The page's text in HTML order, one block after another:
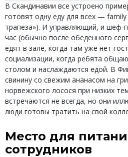
В Скандинавии все устроено
готовят одну еду для всех — family
трапеза»). И управляющий, и шеф-
час (обычно после обеденного
едят в зале, когда там уже нет
социализации, когда ребята
столом и наслаждаются едой. В
свинину со свежим ананасом на
норвежского лосося при низких
встречаются не всегда, но они
люди готовы тратить на свой
Место для
сотрудников